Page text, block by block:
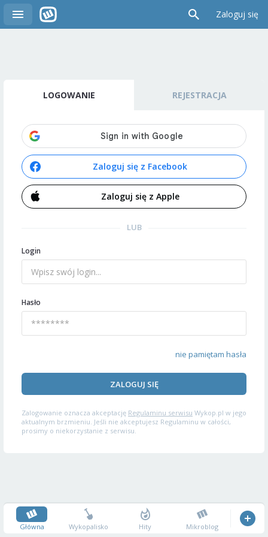
Zaloguj się
LOGOWANIE REJESTRACJA
Zaloguj się z Facebook
Zaloguj się z Apple
LUB
Login
Hasło
nie pamiętam hasła
ZALOGUJ SIĘ
Zalogowanie oznacza akceptację Regulaminu serwisu Wykop.pl w jego
aktualnym brzmieniu. Jeśli nie akceptujesz Regulaminu w całości,
prosimy o niekorzystanie z serwisu.
Główna Wykopalisko Hity Mikroblog